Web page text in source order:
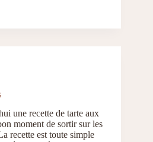
une recette de tarte aux
moment de sortir sur les
recette est toute simple